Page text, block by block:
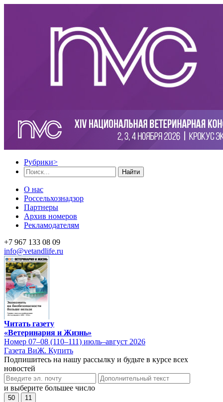
Рубрики>
Найти
О нас
Россельхознадзор
Партнеры
Архив номеров
Рекламодателям
+7 967 133 08 09
info@vetandlife.ru
Читать газету
«Ветеринария и Жизнь»
Номер 07–08 (110–111) июль–август 2026
Газета ВиЖ. Купить
Подпишитесь на нашу рассылку и будьте в курсе всех
новостей
и выберите большее число
50 11